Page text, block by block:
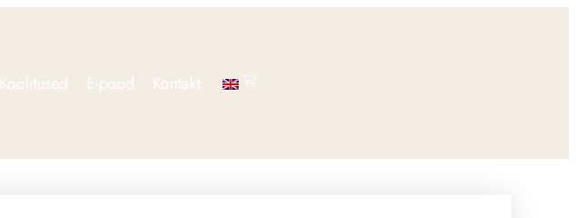
Koolitused E-pood Kontakt